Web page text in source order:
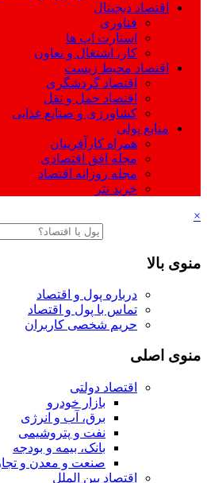
اقتصاد دیجیتال
فناوری
استارت اپ ها
کار، اشتغال و تعاون
اقتصاد محیط زیست
اقتصاد گردشگری
اقتصاد حمل و نقل
کشاورزی و صنایع غذایی
منابع پولی
همراه کارآفرینان
مجله افق اقتصادی
مجله روزانه اقتصاد
خرید تتر
×
منوی بالا
درباره پول و اقتصاد
تماس با پول و اقتصاد
حریم شخصی کاربران
منوی اصلی
اقتصاد دولتی
بازار خودرو
برق، آب و انرژی
نفت و پتروشیمی
بانک، بیمه و بودجه
صنعت و معدن و
اقتصاد بین الملل